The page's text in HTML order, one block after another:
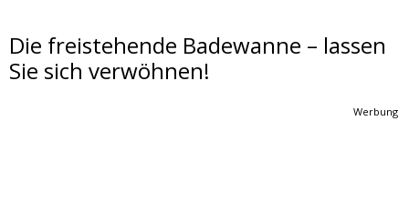
Die freistehende Badewanne – lassen
Sie sich verwöhnen!
Werbung